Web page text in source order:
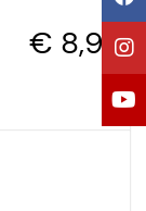
€ 8,97